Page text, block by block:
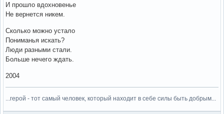
И прошло вдохновенье
Не вернется никем.
Сколько можно устало
Пониманья искать?
Люди разными стали.
Больше нечего ждать.
2004
...герой - тот самый человек, который находит в себе силы быть добрым...